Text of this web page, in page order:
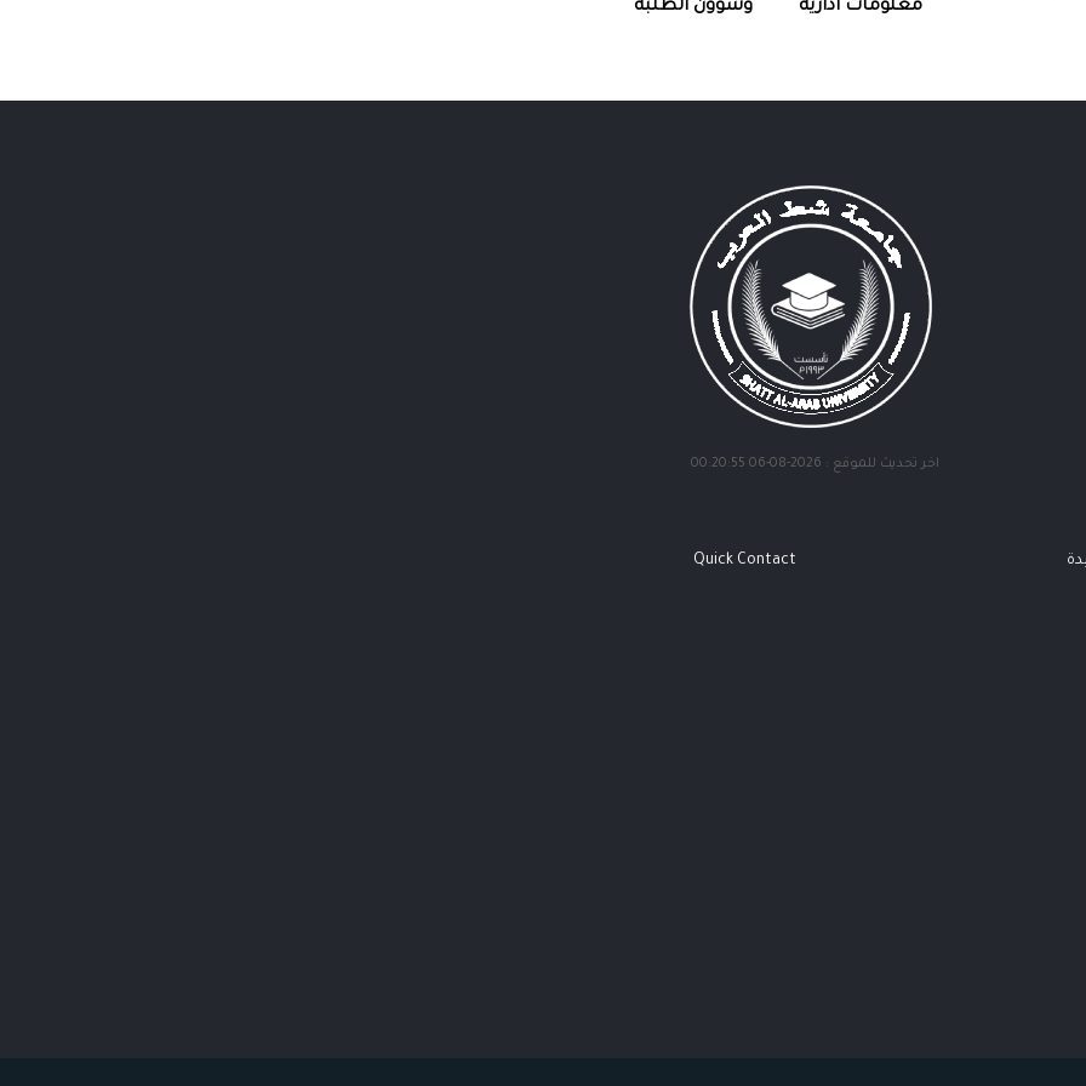
معلومات اداريه
وشؤون الطلبه
اخر تحديث للموقع : 2026-08-06 00:20:55
Quick Contact